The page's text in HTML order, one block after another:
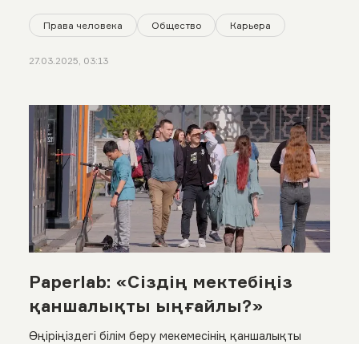
Права человека Общество Карьера
27.03.2025, 03:13
Paperlab: «Сіздің мектебіңіз
қаншалықты ыңғайлы?»
Өңіріңіздегі білім беру мекемесінің қаншалықты